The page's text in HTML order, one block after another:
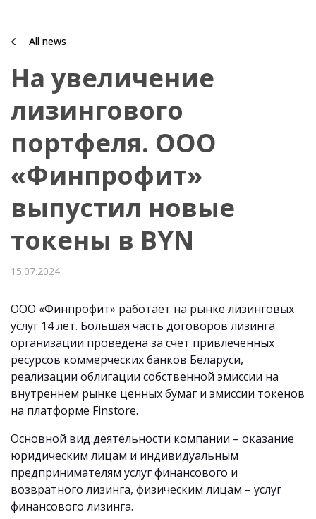
All news
На увеличение
лизингового
портфеля. ООО
«Финпрофит»
выпустил новые
токены в BYN
15.07.2024
ООО «Финпрофит» работает на рынке лизинговых
услуг 14 лет. Большая часть договоров лизинга
организации проведена за счет привлеченных
ресурсов коммерческих банков Беларуси,
реализации облигации собственной эмиссии на
внутреннем рынке ценных бумаг и эмиссии токенов
на платформе Finstore.
Основной вид деятельности компании – оказание
юридическим лицам и индивидуальным
предпринимателям услуг финансового и
возвратного лизинга, физическим лицам – услуг
финансового лизинга.